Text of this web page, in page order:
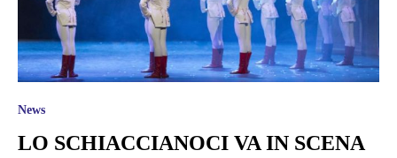
News
LO SCHIACCIANOCI VA IN SCENA